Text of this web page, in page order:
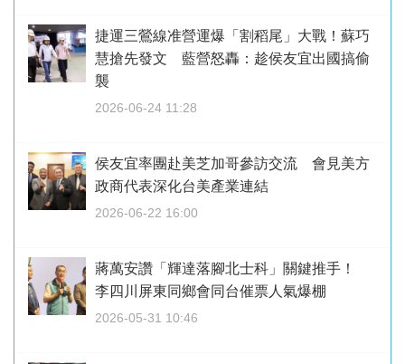
捷運三鶯線准營運爆「割稻尾」大戰！蘇巧
慧搶先發文 藍營怒轟：趁侯友宜出國搞偷
襲
2026-06-24 11:28
侯友宜率團赴美芝加哥參訪交流 會見美方
政商代表深化台美產業連結
2026-06-22 16:00
蔣萬安讚「輝達落腳北士科」關鍵推手！
李四川屏東同鄉會同台催票人氣爆棚
2026-05-31 10:46